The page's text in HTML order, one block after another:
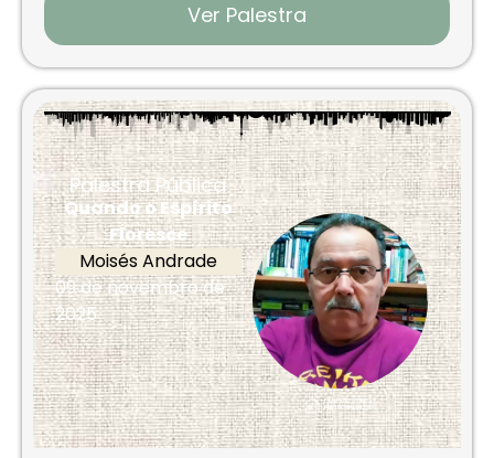
Ver Palestra
Palestra Pública
Quando o Espírito
Floresce
Moisés Andrade
09 de novembro de
2025